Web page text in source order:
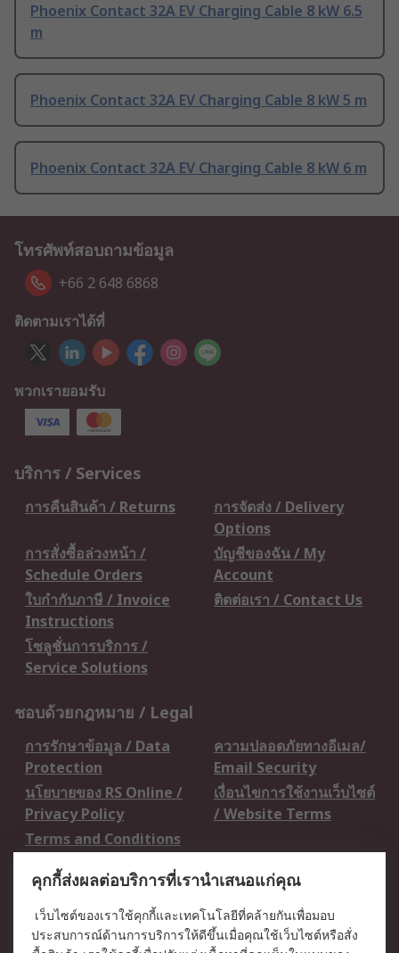
Phoenix Contact 32A EV Charging Cable 8 kW 6.5
m
Phoenix Contact 32A EV Charging Cable 8 kW 5 m
Phoenix Contact 32A EV Charging Cable 8 kW 6 m
โทรศัพท์สอบถามข้อมูล
+66 2 648 6868
ติดตามเราได้ที่
พวกเรายอมรับ
บริการ / Services
การคืนสินค้า / Returns
การจัดส่ง / Delivery
Options
การสั่งซื้อล่วงหน้า /
Schedule Orders
บัญชีของฉัน / My
Account
ใบกำกับภาษี / Invoice
Instructions
ติดต่อเรา / Contact Us
โซลูชั่นการบริการ /
Service Solutions
ชอบด้วยกฎหมาย / Legal
การรักษาข้อมูล / Data
Protection
ความปลอดภัยทางอีเมล/
Email Security
นโยบายของ RS Online /
Privacy Policy
เงื่อนไขการใช้งานเว็บไซต์
/ Website Terms
Terms and Conditions
เกี่ยวกับ RS / About RS
RS ทั่วโลก / RS
ข่าวประชาสัมพันธ์ / Press
คุกกี้ส่งผลต่อบริการที่เรานำเสนอแก่คุณ
เว็บไซต์ของเราใช้คุกกี้และเทคโนโลยีที่คล้ายกันเพื่อมอบ
ประสบการณ์ด้านการบริการให้ดีขึ้นเมื่อคุณใช้เว็บไซต์หรือสั่ง